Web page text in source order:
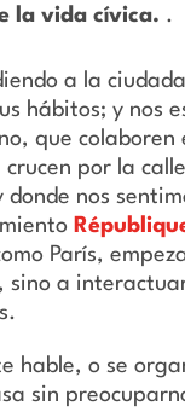
la vida cívica. .
a la
hábitos; y nos
que
por la
nos
París,
sino a
o se
sin